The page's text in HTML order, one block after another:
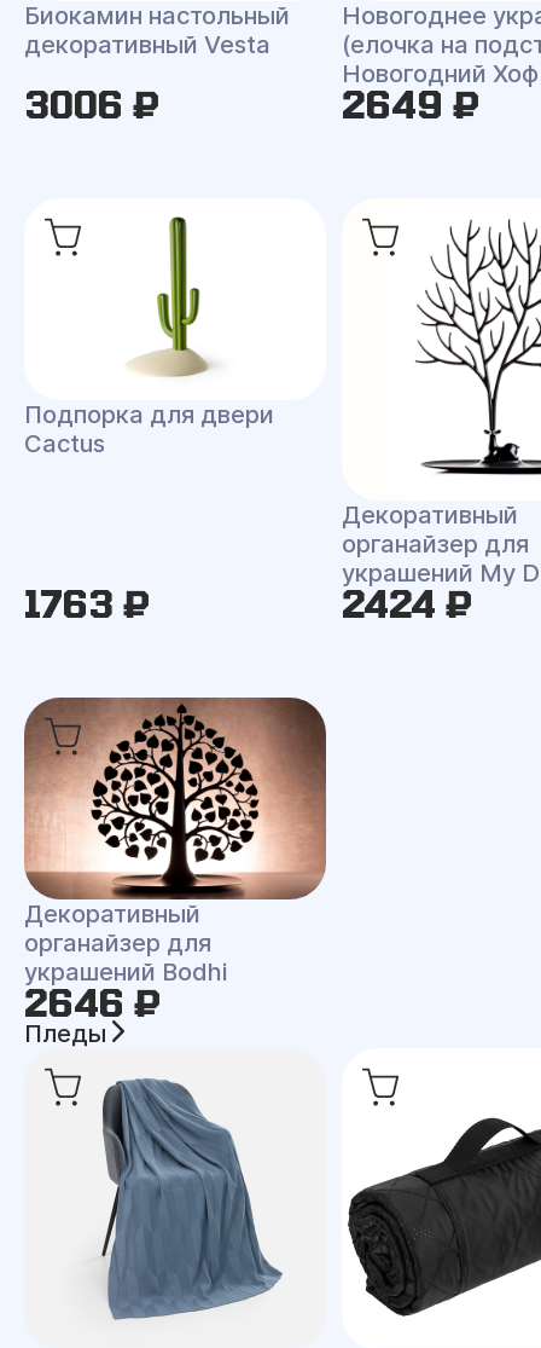
Биокамин настольный
декоративный Vesta
3006 ₽
Новогоднее
(елочка на
Новогодний Хоф
2649 ₽
Подпорка для двери
Cactus
1763 ₽
Декоративный
органайзер для
украшений My
2424 ₽
Декоративный
органайзер для
украшений Bodhi
2646 ₽
Пледы